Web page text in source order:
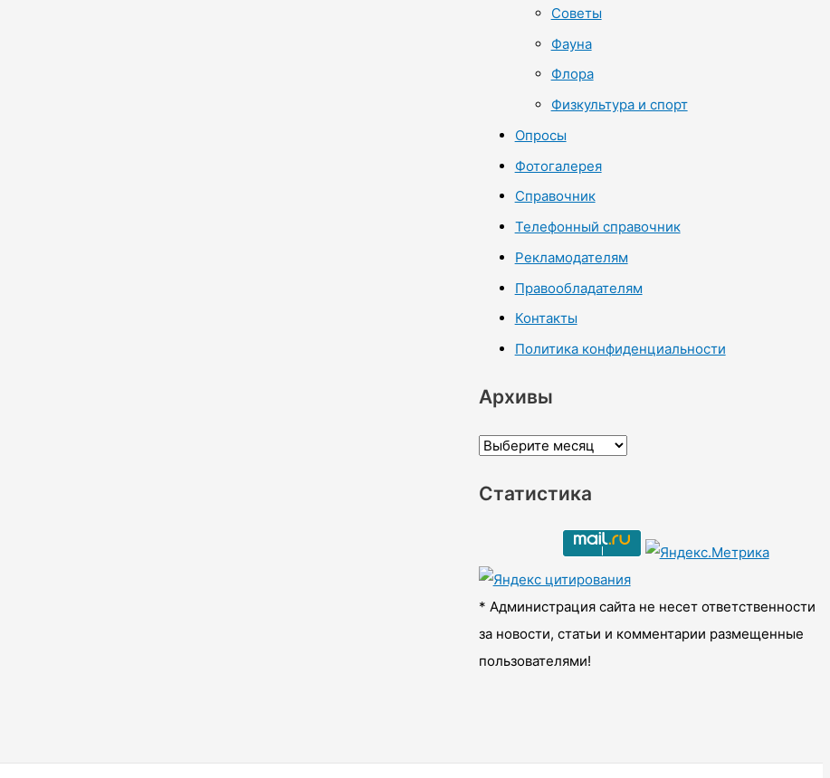
Советы
Фауна
Флора
Физкультура и спорт
Опросы
Фотогалерея
Справочник
Телефонный справочник
Рекламодателям
Правообладателям
Контакты
Политика конфиденциальности
Архивы
А
х
ы
Статистика
* Администрация сайта не несет ответственности
за новости, статьи и комментарии размещенные
пользователями!